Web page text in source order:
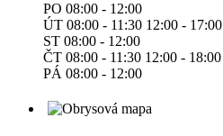
PO 08:00 - 12:00
ÚT 08:00 - 11:30 12:00 - 17:00
ST 08:00 - 12:00
ČT 08:00 - 11:30 12:00 - 18:00
PÁ 08:00 - 12:00